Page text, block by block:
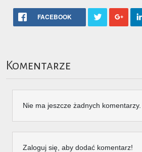
FACEBOOK
Komentarze
Nie ma jeszcze żadnych komentarzy.
Zaloguj się, aby dodać komentarz!